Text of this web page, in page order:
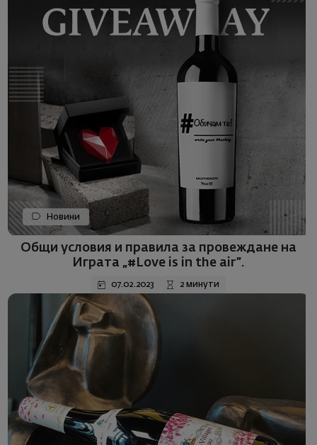
Новини
Общи условия и правила за провеждане на
Играта „#Love is in the air”.
07.02.2023 2 минути